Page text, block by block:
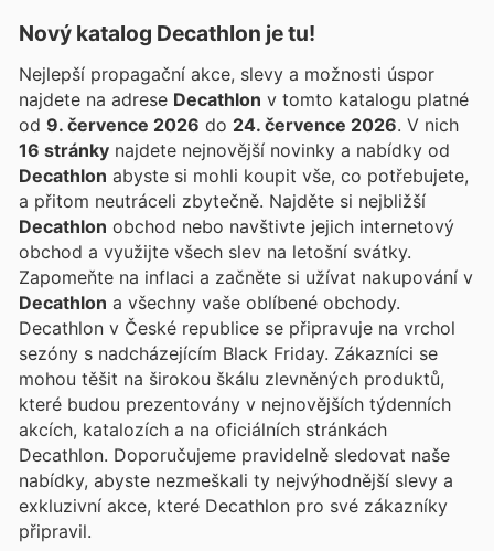
Nový katalog Decathlon je tu!
Nejlepší propagační akce, slevy a možnosti úspor
najdete na adrese Decathlon v tomto katalogu platné
od 9. července 2026 do 24. července 2026 . V nich
16 stránky najdete nejnovější novinky a nabídky od
Decathlon abyste si mohli koupit vše, co potřebujete,
a přitom neutráceli zbytečně. Najděte si nejbližší
Decathlon obchod nebo navštivte jejich internetový
obchod a využijte všech slev na letošní svátky.
Zapomeňte na inflaci a začněte si užívat nakupování v
Decathlon a všechny vaše oblíbené obchody.
Decathlon v České republice se připravuje na vrchol
sezóny s nadcházejícím Black Friday. Zákazníci se
mohou těšit na širokou škálu zlevněných produktů,
které budou prezentovány v nejnovějších týdenních
akcích, katalozích a na oficiálních stránkách
Decathlon. Doporučujeme pravidelně sledovat naše
nabídky, abyste nezmeškali ty nejvýhodnější slevy a
exkluzivní akce, které Decathlon pro své zákazníky
připravil.